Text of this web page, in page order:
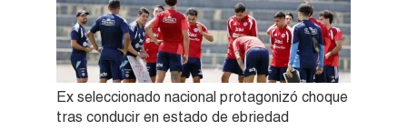
Ex seleccionado nacional protagonizó choque
tras conducir en estado de ebriedad